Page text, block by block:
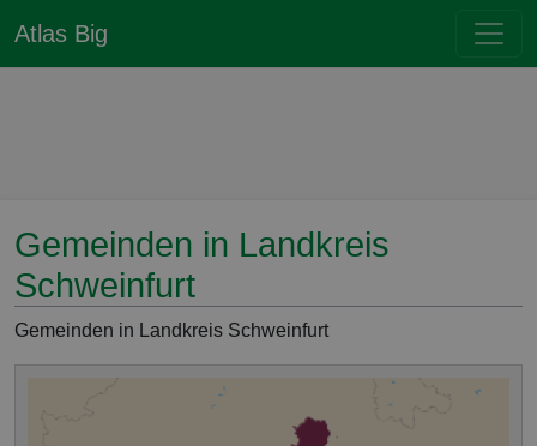
Atlas Big
Gemeinden in Landkreis
Schweinfurt
Gemeinden in Landkreis Schweinfurt